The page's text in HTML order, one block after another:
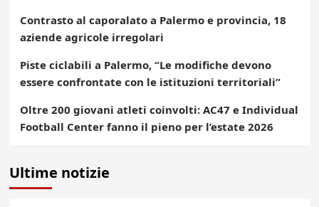
Contrasto al caporalato a Palermo e provincia, 18
aziende agricole irregolari
Piste ciclabili a Palermo, “Le modifiche devono
essere confrontate con le istituzioni territoriali”
Oltre 200 giovani atleti coinvolti: AC47 e Individual
Football Center fanno il pieno per l’estate 2026
Ultime notizie